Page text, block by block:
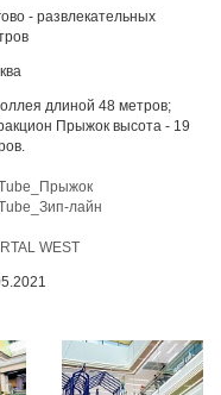
- развлекательных
длиной 48 метров;
Прыжок высота - 19
лайн
WEST